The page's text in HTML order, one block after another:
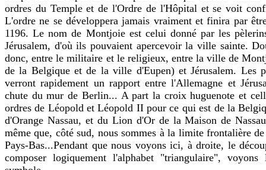
ordres du Temple et de l'Ordre de l'Hôpital et se voit
L'ordre ne se développera jamais vraiment et finira par
1196. Le nom de Montjoie est celui donné par les
Jérusalem, d'où ils pouvaient apercevoir la ville sainte.
donc, entre le militaire et le religieux, entre la ville de
de la Belgique et de la ville d'Eupen) et Jérusalem. Les
verront rapidement un rapport entre l'Allemagne et
chute du mur de Berlin... A part la croix huguenote et
ordres de Léopold et Léopold II pour ce qui est de la
d'Orange Nassau, et du Lion d'Or de la Maison de
même que, côté sud, nous sommes à la limite frontalière
Pays-Bas...Pendant que nous voyons ici, à droite, le
composer logiquement l'alphabet "triangulaire",